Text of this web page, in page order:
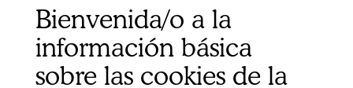
Condiciones de Venta
Aviso Legal
Mapa del sitio
Organismos
Bienvenida/o a la
información básica
sobre las cookies de la